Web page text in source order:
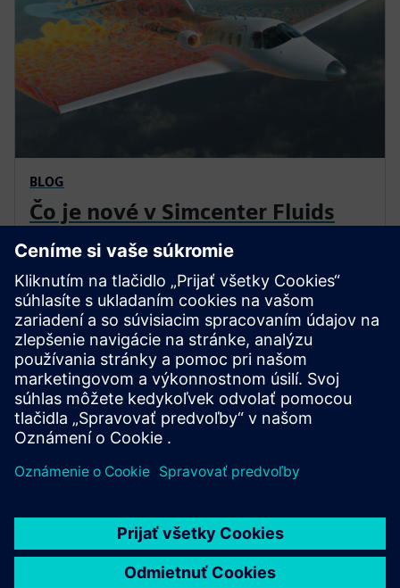
BLOG
Čo je nové v Simcenter Fluids
and Thermal v júli?
Poslaním riešenia Simcenter Fluids & Thermal je
prerušiť hranice inžinierskych silov a umožniť
inžinierom využiť simuláciu výpočtovej dynamiky
tekutín (CFD) v rôznych disciplínach a cykloch vývoja
produktov.